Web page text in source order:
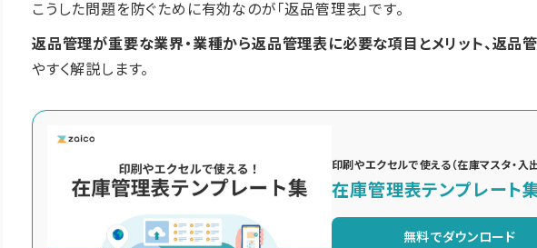
こうした問題を防ぐために有効なのが「返品管理表」です。
返品管理が重要な業界・業種から返品管理表に必要な項目とメリット、返品
やすく解説します。
印刷やエクセルで使える（在庫マスタ・入
在庫管理表テンプレート
無料でダウンロード